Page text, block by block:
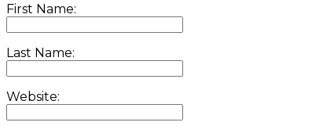
First Name:
Last Name:
Website: